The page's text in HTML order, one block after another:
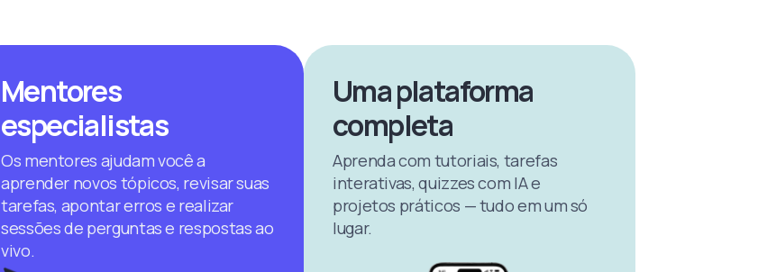
Mentores
especialistas
Os mentores ajudam você a
aprender novos tópicos, revisar suas
tarefas, apontar erros e realizar
sessões de perguntas e respostas ao
vivo.
Uma plataforma
completa
Aprenda com tutoriais, tarefas
interativas, quizzes com IA e
projetos práticos — tudo em um só
lugar.